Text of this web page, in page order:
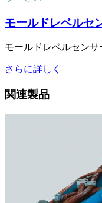
モールドレベルセ
モールドレベルセン
さらに詳しく
関連製品